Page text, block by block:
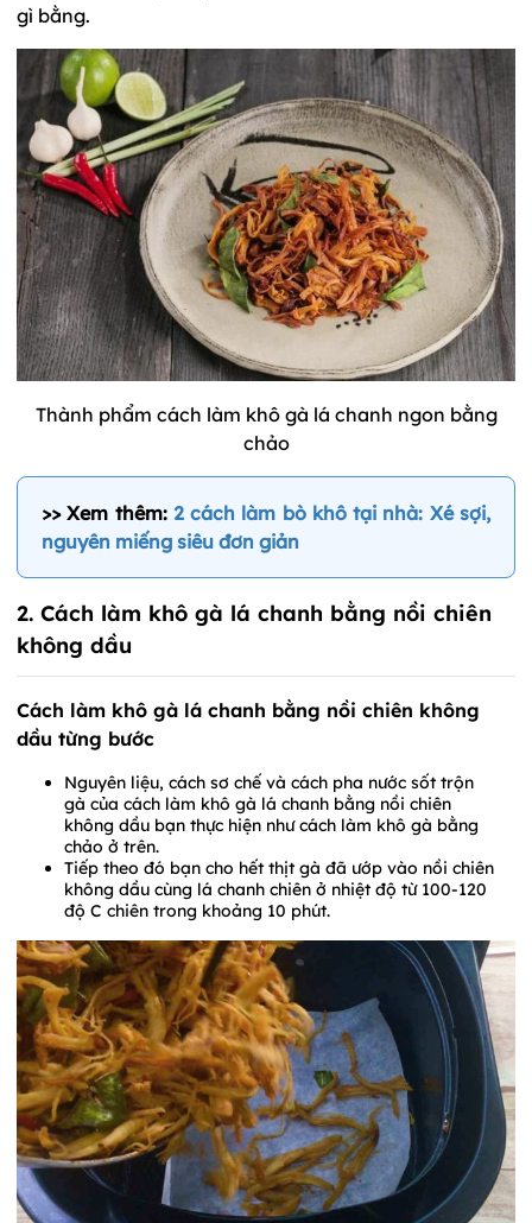
gì bằng.
Thành phẩm cách làm khô gà lá chanh ngon bằng
chảo
>> Xem thêm: 2 cách làm bò khô tại nhà: Xé sợi,
nguyên miếng siêu đơn giản
2. Cách làm khô gà lá chanh bằng nồi chiên
không dầu
Cách làm khô gà lá chanh bằng nồi chiên không
dầu từng bước
Nguyên liệu, cách sơ chế và cách pha nước sốt trộn
gà của cách làm khô gà lá chanh bằng nồi chiên
không dầu bạn thực hiện như cách làm khô gà bằng
chảo ở trên.
Tiếp theo đó bạn cho hết thịt gà đã ướp vào nồi chiên
không dầu cùng lá chanh chiên ở nhiệt độ từ 100-120
độ C chiên trong khoảng 10 phút.